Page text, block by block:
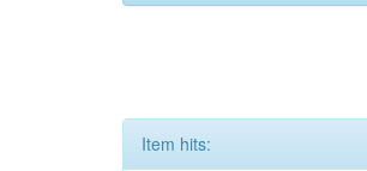
Item hits: